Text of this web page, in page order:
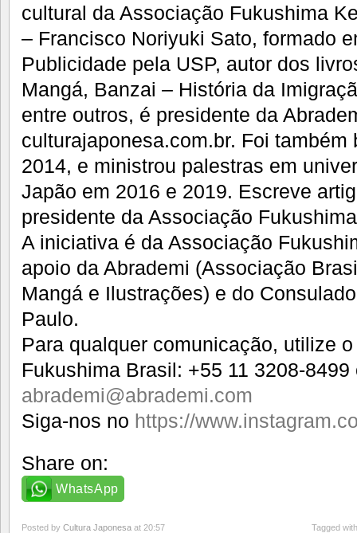
cultural da Associação Fukushima
– Francisco Noriyuki Sato, formado
Publicidade pela USP, autor dos
Mangá, Banzai – História da
entre outros, é presidente da
culturajaponesa.com.br. Foi
2014, e ministrou palestras em
Japão em 2016 e 2019. Escreve
presidente da Associação
A iniciativa é da Associação
apoio da Abrademi (Associação
Mangá e Ilustrações) e do
Paulo.
Para qualquer comunicação, utilize
Fukushima Brasil: +55 11 3208-8499
abrademi@abrademi.com
Siga-nos no https://
Share on:
WhatsApp
Posted by Cultura Japonesa at 20:57 Tagged